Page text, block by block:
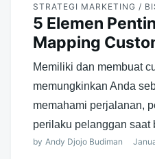
STRATEGI MARKETING /
5 Elemen
Mapping
Memiliki dan membuat
memungkinkan Anda
memahami perjalanan,
perilaku pelanggan
by Andy Djojo Budiman